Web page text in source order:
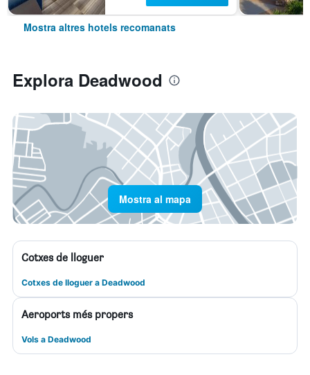
Mostra altres hotels recomanats
Explora Deadwood
Mostra al mapa
Cotxes de lloguer
Cotxes de lloguer a Deadwood
Aeroports més propers
Vols a Deadwood